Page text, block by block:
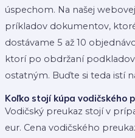
úspechom. Na našej
príkladov dokumentov,
dostávame 5 až 10
ktorí po obdržaní
ostatným. Buďte si teda istí
Koľko stojí kúpa vodičského
Vodičský preukaz stojí v
eur. Cena vodičského